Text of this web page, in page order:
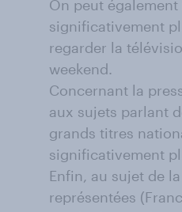
On peut
significativement
regarder la
weekend.
Concernant la
aux sujets parlant
grands titres
significativement
Enfin, au sujet de
représentées